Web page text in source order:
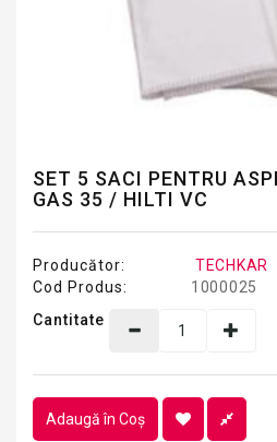
SET 5 SACI PENTRU
GAS 35 / HILTI VC
Producător:
TECHKAR
Cod Produs:
1000025
Cantitate
Adaugă în Coş